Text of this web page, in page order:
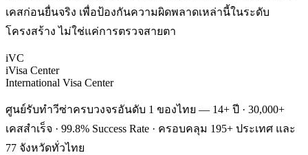
เคสก่อนยื่นจริง เพื่อป้องกันความผิดพลาดเหล่านี้ในระดับ
โครงสร้าง ไม่ใช่แค่การตรวจสายตา
iVC
iVisa Center
International Visa Center
ศูนย์รับทำวีซ่าครบวงจรอันดับ 1 ของไทย — 14+ ปี · 30,000+
เคสสำเร็จ · 99.8% Success Rate · ครอบคลุม 195+ ประเทศ และ
77 จังหวัดทั่วไทย